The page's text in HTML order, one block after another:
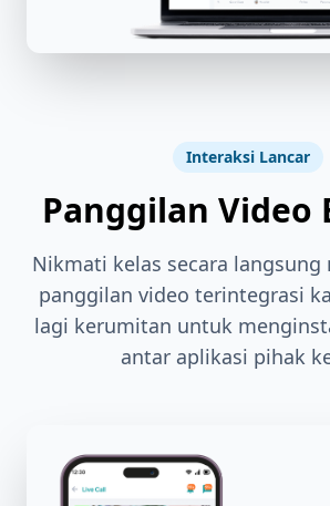
Interaksi Lancar
Panggilan Video
Nikmati kelas secara
panggilan video terintegrasi
lagi kerumitan untuk
antar aplikasi pihak